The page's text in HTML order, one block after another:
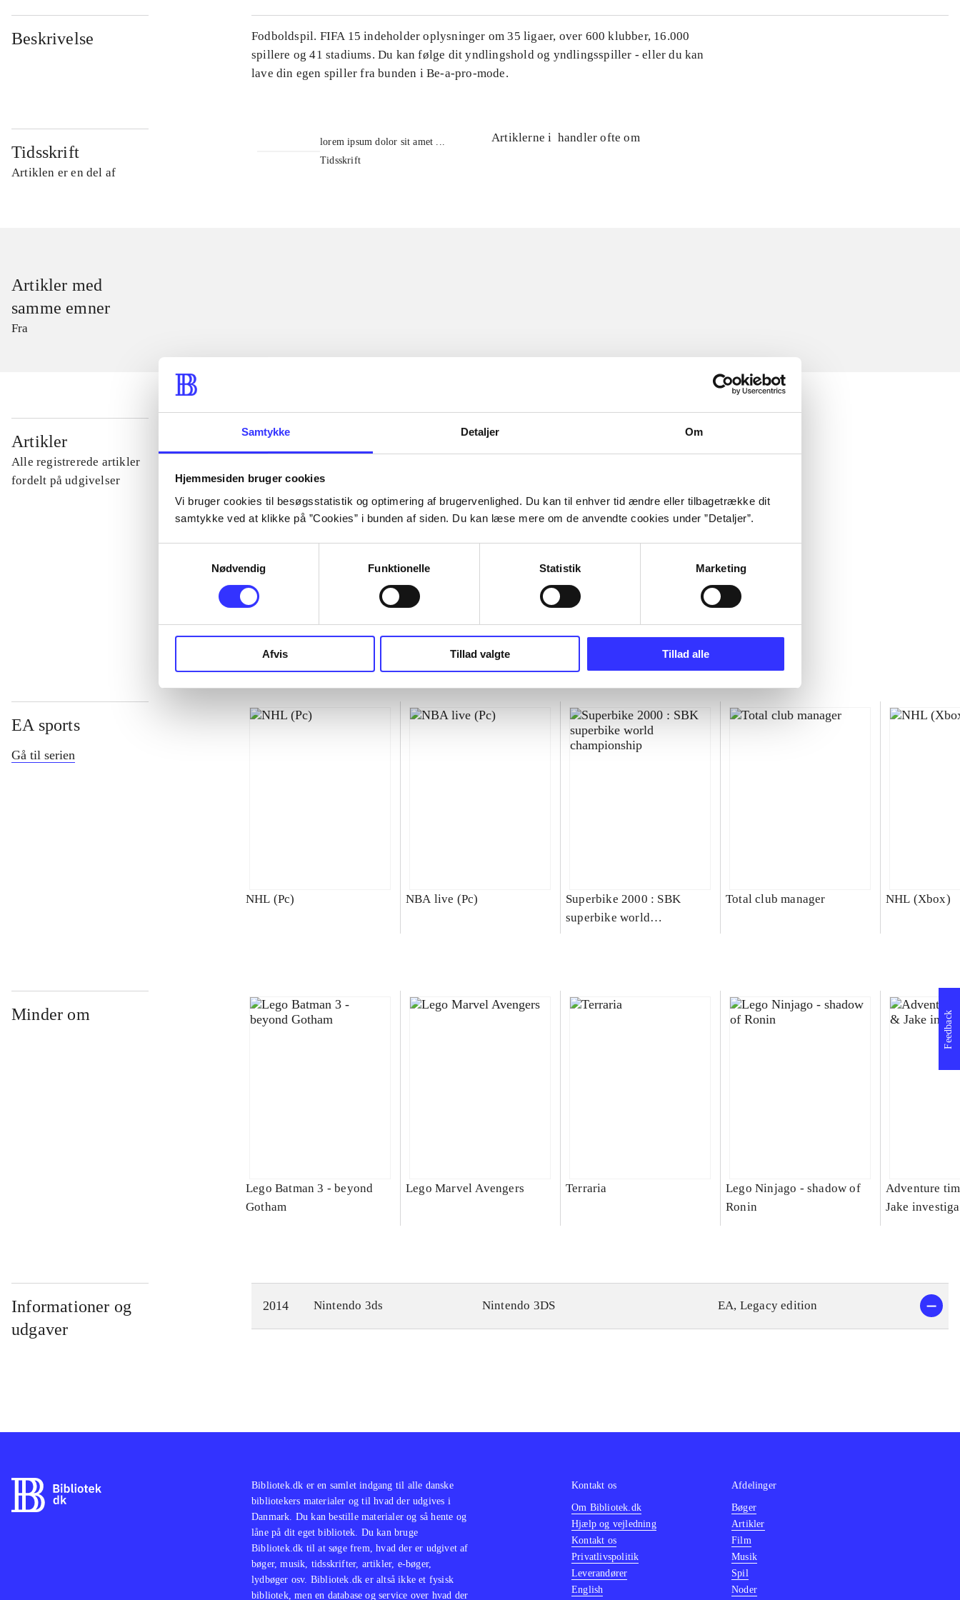
Samtykke Detaljer Om
Hjemmesiden bruger cookies
Vi bruger cookies til besøgsstatistik og optimering af brugervenlighed. Du kan til enhver tid ændre eller tilbagetrække dit
samtykke ved at klikke på ”Cookies” i bunden af siden. Du kan læse mere om de anvendte cookies under ”Detaljer”.
Nødvendig
Funktionelle Statistik Marketing
Afvis Tillad valgte Tillad alle
Beskrivelse
Fodboldspil. FIFA 15 indeholder oplysninger om 35 ligaer, over 600 klubber, 16.000
spillere og 41 stadiums. Du kan følge dit yndlingshold og yndlingsspiller - eller du kan
lave din egen spiller fra bunden i Be-a-pro-mode.
Tidsskrift
Artiklen er en del af
lorem ipsum dolor sit amet ...
Tidsskrift
Artiklerne i handler ofte om
Artikler med
samme emner
Fra
Artikler
Alle registrerede artikler
fordelt på udgivelser
...
...
...
...
EA sports
Gå til serien
NHL (Pc) NBA live (Pc)
Superbike 2000 : SBK
superbike world
Total club manager NHL (Xbox)
Minder om
Lego Batman 3 - beyond
Gotham
Lego Marvel Avengers Terraria
Lego Ninjago - shadow of
Ronin
Adventure
Jake
Informationer og
udgaver
2014 Nintendo 3ds Nintendo 3DS EA, Legacy edition
Feedback
Bibliotek.dk er en samlet indgang til alle danske
bibliotekers materialer og til hvad der udgives i
Danmark. Du kan bestille materialer og så hente og
låne på dit eget bibliotek. Du kan bruge
Bibliotek.dk til at søge frem, hvad der er udgivet af
bøger, musik, tidsskrifter, artikler, e-bøger,
lydbøger osv. Bibliotek.dk er altså ikke et fysisk
bibliotek, men en database og service over hvad der
Kontakt os
Om Bibliotek.dk
Hjælp og vejledning
Kontakt os
Privatlivspolitik
Leverandører
English
Afdelinger
Bøger
Artikler
Film
Musik
Spil
Noder